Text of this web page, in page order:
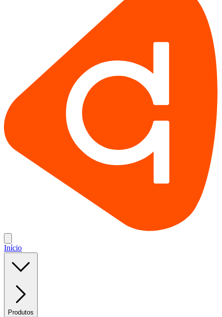
Início
Produtos